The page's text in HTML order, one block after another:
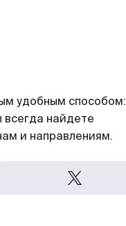
удобным способом:
всегда найдете
и направлениям.